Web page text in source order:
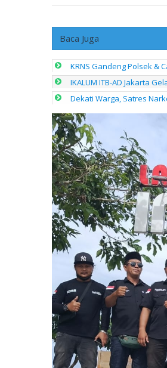
Baca Juga
KRNS Gandeng Polsek &
IKALUM ITB-AD Jakarta
Dekati Warga, Satres